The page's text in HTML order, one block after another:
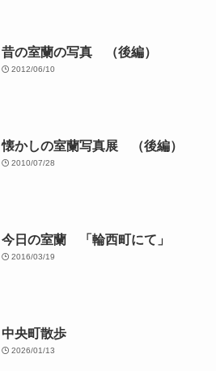
昔の室蘭の写真 （後編）
2012/06/10
懐かしの室蘭写真展 （後編）
2010/07/28
今日の室蘭 「輪西町にて」
2016/03/19
中央町散歩
2026/01/13